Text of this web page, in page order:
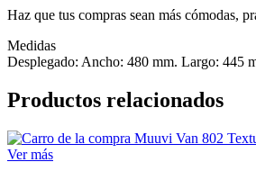
Haz que tus compras sean más cómodas,
Medidas
Desplegado: Ancho: 480 mm. Largo: 445
Productos relacionados
Ver más